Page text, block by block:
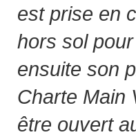
est prise en
hors sol
ensuite son
Charte Main
être ouvert